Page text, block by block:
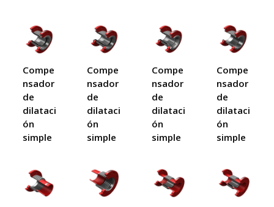
Compe
nsador
de
dilataci
ón
simple
Compe
nsador
de
dilataci
ón
simple
Compe
nsador
de
dilataci
ón
simple
Compe
nsador
de
dilataci
ón
simple